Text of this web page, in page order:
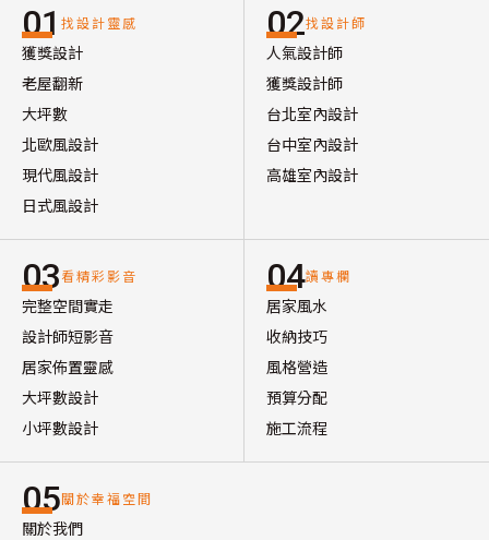
01 找設計靈感
獲獎設計
老屋翻新
大坪數
北歐風設計
現代風設計
日式風設計
02找設計師
人氣設計師
獲獎設計師
台北室內設計
台中室內設計
高雄室內設計
03看精彩影音
完整空間實走
設計師短影音
居家佈置靈感
大坪數設計
小坪數設計
04讀專欄
居家風水
收納技巧
風格營造
預算分配
施工流程
05關於幸福空間
關於我們